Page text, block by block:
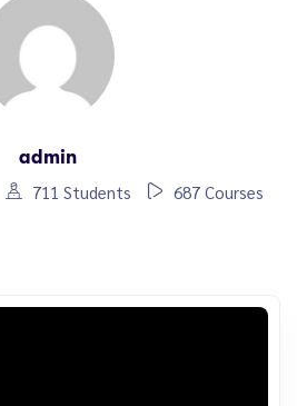
admin
711 Students 687 Courses